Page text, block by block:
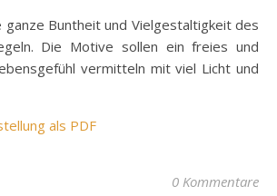
ganze Buntheit und Vielgestaltigkeit des
Die Motive sollen ein freies und
vermitteln mit viel Licht und
als PDF
0 Kommentare